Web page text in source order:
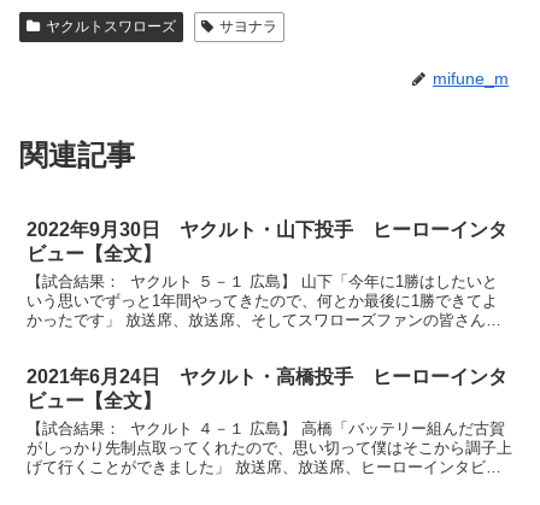
ヤクルトスワローズ サヨナラ
mifune_m
関連記事
2022年9月30日 ヤクルト・山下投手 ヒーローインタ
ビュー【全文】
【試合結果： ヤクルト ５－１ 広島】 山下「今年に1勝はしたいと
いう思いでずっと1年間やってきたので、何とか最後に1勝できてよ
かったです」 放送席、放送席、そしてスワローズファンの皆さん、
2021年6月24日 ヤクルト・高橋投手 ヒーローインタ
ビュー【全文】
【試合結果： ヤクルト ４－１ 広島】 高橋「バッテリー組んだ古賀
がしっかり先制点取ってくれたので、思い切って僕はそこから調子上
げて行くことができました」 放送席、放送席、ヒーローインタビュ